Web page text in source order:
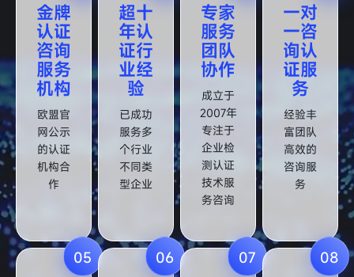
金牌
认证
咨询
服务
机构
欧盟官
网公示
的认证
机构合
作
超十
年认
证行
业经
验
已成功
服务多
个行业
不同类
型企业
专家
服务
团队
协作
成立于
2007年
专注于
企业检
测认证
技术服
务咨询
一对
一咨
询认
证服
务
经验丰
富团队
高效的
咨询服
务
05 06 07 08